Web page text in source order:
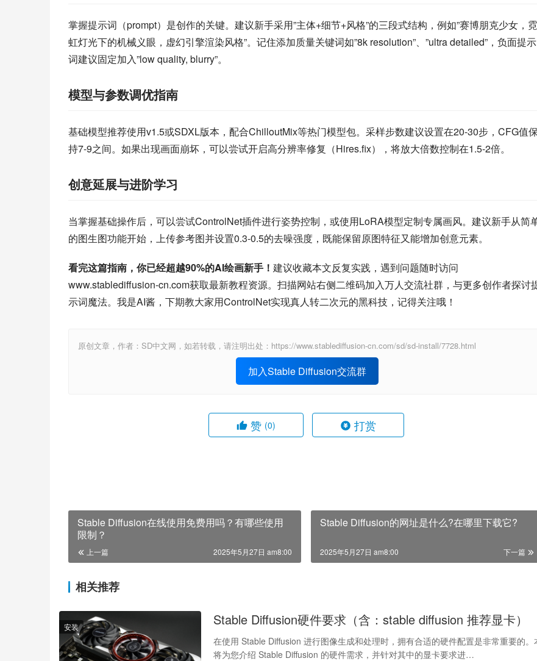
掌握提示词（prompt）是创作的关键。建议新手采用”主体+细节+风格”的三段式结构，例如”赛博朋克少女，霓
虹灯光下的机械义眼，虚幻引擎渲染风格”。记住添加质量关键词如”8k resolution”、”ultra detailed”，负面提示
词建议固定加入”low quality, blurry”。
模型与参数调优指南
基础模型推荐使用v1.5或SDXL版本，配合ChilloutMix等热门模型包。采样步数建议设置在20-30步，CFG值
持7-9之间。如果出现画面崩坏，可以尝试开启高分辨率修复（Hires.fix），将放大倍数控制在1.5-2倍。
创意延展与进阶学习
当掌握基础操作后，可以尝试ControlNet插件进行姿势控制，或使用LoRA模型定制专属画风。建议新手从简
的图生图功能开始，上传参考图并设置0.3-0.5的去噪强度，既能保留原图特征又能增加创意元素。
看完这篇指南，你已经超越90%的AI绘画新手！ 建议收藏本文反复实践，遇到问题随时访问
www.stablediffusion-cn.com获取最新教程资源。扫描网站右侧二维码加入万人交流社群，与更多创作者探讨
示词魔法。我是AI酱，下期教大家用ControlNet实现真人转二次元的黑科技，记得关注哦！
原创文章，作者：SD中文网，如若转载，请注明出处：https://www.stablediffusion-cn.com/sd/sd-install/7728.html
加入Stable Diffusion交流群
赞 (0) 打赏
Stable Diffusion在线使用免费用吗？有哪些使用
限制？
上一篇 2025年5月27日 am8:00
Stable Diffusion的网址是什么?在哪里下载它?
下一篇
2025年5月27日 am8:00
相关推荐
安装 Stable Diffusion硬件要求（含：stable diffusion 推荐显卡）
在使用 Stable Diffusion 进行图像生成和处理时，拥有合适的硬件配置是非常重要的。
将为您介绍 Stable Diffusion 的硬件需求，并针对其中的显卡要求进…